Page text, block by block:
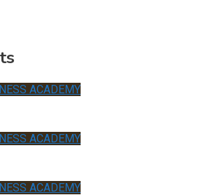
ACADEMY
ACADEMY
ACADEMY